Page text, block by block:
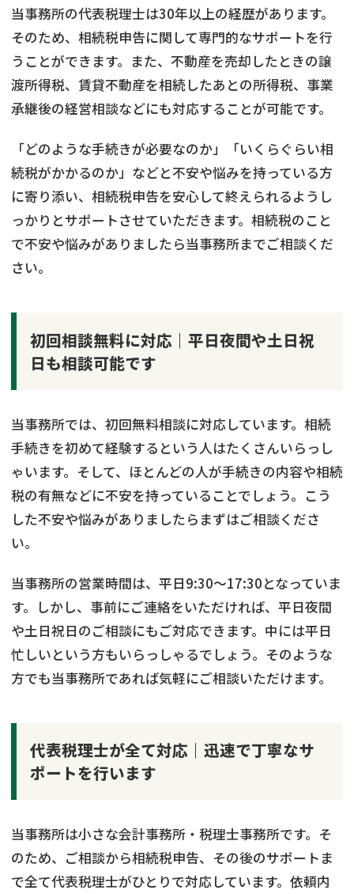
当事務所の代表税理士は30年以上の経歴があります。
そのため、相続税申告に関して専門的なサポートを行
うことができます。また、不動産を売却したときの譲
渡所得税、賃貸不動産を相続したあとの所得税、事業
承継後の経営相談などにも対応することが可能です。
「どのような手続きが必要なのか」「いくらぐらい相
続税がかかるのか」などと不安や悩みを持っている方
に寄り添い、相続税申告を安心して終えられるようし
っかりとサポートさせていただきます。相続税のこと
で不安や悩みがありましたら当事務所までご相談くだ
さい。
初回相談無料に対応｜平日夜間や土日祝
日も相談可能です
当事務所では、初回無料相談に対応しています。相続
手続きを初めて経験するという人はたくさんいらっし
ゃいます。そして、ほとんどの人が手続きの内容や相続
税の有無などに不安を持っていることでしょう。こう
した不安や悩みがありましたらまずはご相談くださ
い。
当事務所の営業時間は、平日9:30～17:30となっていま
す。しかし、事前にご連絡をいただければ、平日夜間
や土日祝日のご相談にもご対応できます。中には平日
忙しいという方もいらっしゃるでしょう。そのような
方でも当事務所であれば気軽にご相談いただけます。
代表税理士が全て対応｜迅速で丁寧なサ
ポートを行います
当事務所は小さな会計事務所・税理士事務所です。そ
のため、ご相談から相続税申告、その後のサポートま
で全て代表税理士がひとりで対応しています。依頼内